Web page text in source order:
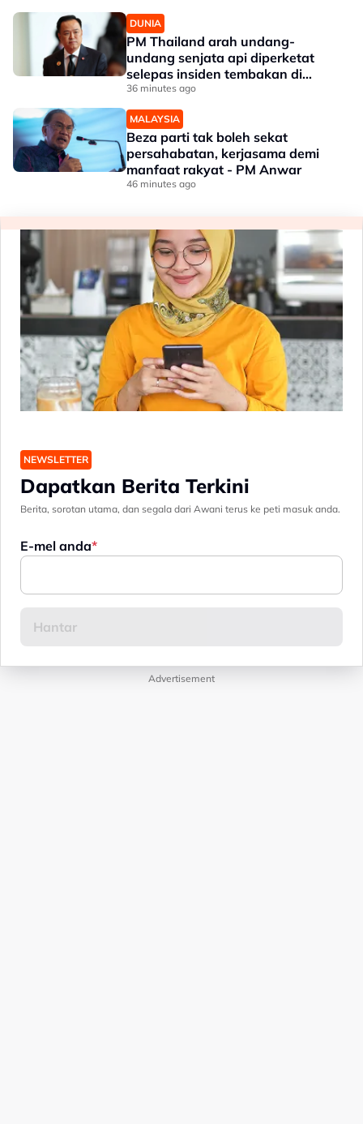
DUNIA
PM Thailand arah undang-
undang senjata api diperketat
selepas insiden tembakan di
sekolah
36 minutes ago
MALAYSIA
Beza parti tak boleh sekat
persahabatan, kerjasama demi
manfaat rakyat - PM Anwar
46 minutes ago
NEWSLETTER
Dapatkan Berita Terkini
Berita, sorotan utama, dan segala dari Awani terus ke peti masuk anda.
E-mel anda
Advertisement